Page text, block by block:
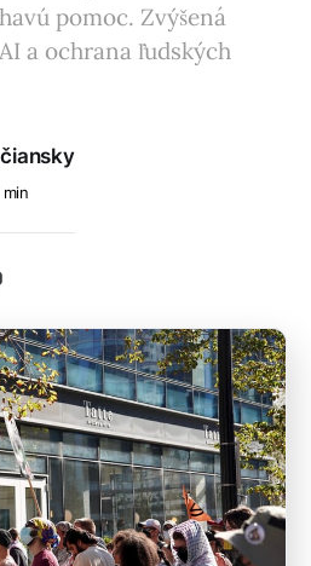
pomoc. Zvýšená
a ochrana ľudských